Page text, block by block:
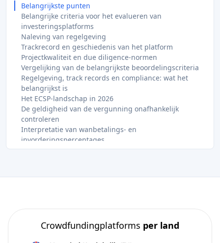
Belangrijkste punten
Belangrijke criteria voor het evalueren van
investeringsplatforms
Naleving van regelgeving
Trackrecord en geschiedenis van het platform
Projectkwaliteit en due diligence-normen
Vergelijking van de belangrijkste beoordelingscriteria
Regelgeving, track records en compliance: wat het
belangrijkst is
Het ECSP-landschap in 2026
De geldigheid van de vergunning onafhankelijk
controleren
Interpretatie van wanbetalings- en
invorderingspercentages
Grensoverschrijdende verschillen in regelgeving
secundaire markt
Schuld, aandelen en alternatieven: vergelijking van
platformbenaderingen
Crowdfundingplatforms per land